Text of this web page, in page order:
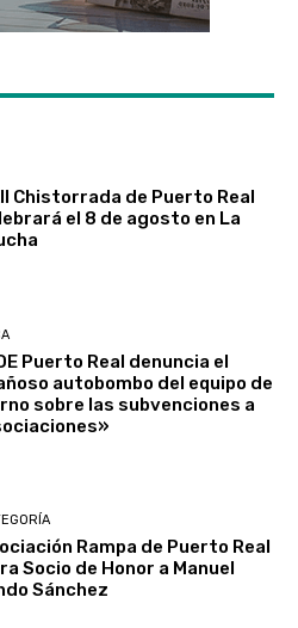
Chistorrada de Puerto Real
el 8 de agosto en La
Puerto Real denuncia el
autobombo del equipo de
sobre las subvenciones a
Rampa de Puerto Real
Socio de Honor a Manuel
Sánchez